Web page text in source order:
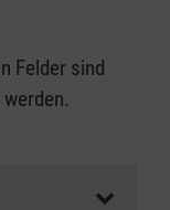
Felder sind